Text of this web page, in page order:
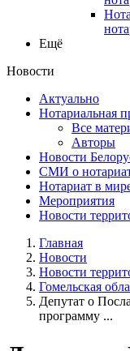
Ещё
Новости
Актуально
Нотариальная
Все
Авторы
Новости
СМИ о
Нотариат в
Мероприятия
Новости
Главная
Новости
Новости
Гомельская
Депутат о
программу ...